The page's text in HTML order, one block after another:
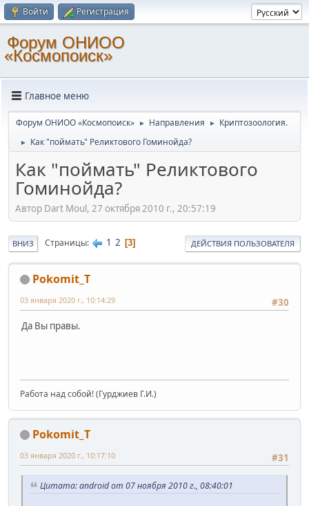
Войти Регистрация
Форум ОНИОО
«Космопоиск»
Главное меню
Форум ОНИОО «Космопоиск» ► Направления ► Криптозоология.
► Как "поймать" Реликтового Гоминойда?
Как "поймать" Реликтового
Гоминойда?
Автор Dart Moul, 27 октября 2010 г., 20:57:19
ВНИЗ Страницы 1 2 3 ДЕЙСТВИЯ ПОЛЬЗОВАТЕЛЯ
Pokomit_T
#30
03 января 2020 г., 10:14:29
Да Вы правы.
Работа над собой! (Гурджиев Г.И.)
Pokomit_T
#31
03 января 2020 г., 10:17:10
Цитата: android от 07 ноября 2010 г., 08:40:01